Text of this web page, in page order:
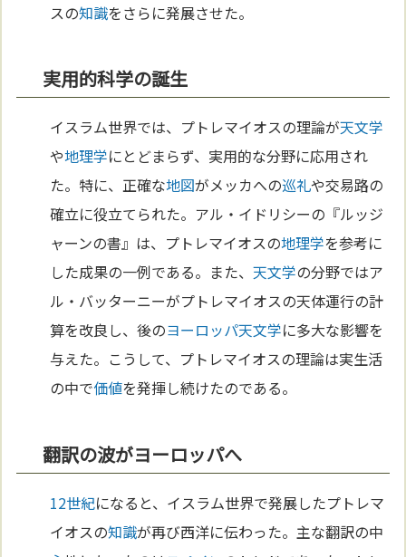
スの知識をさらに発展させた。
実用的科学の誕生
イスラム世界では、プトレマイオスの理論が天文学
や地理学にとどまらず、実用的な分野に応用され
た。特に、正確な地図がメッカへの巡礼や交易路の
確立に役立てられた。アル・イドリシーの『ルッジ
ャーンの書』は、プトレマイオスの地理学を参考に
した成果の一例である。また、天文学の分野ではア
ル・バッターニーがプトレマイオスの天体運行の計
算を改良し、後のヨーロッパ天文学に多大な影響を
与えた。こうして、プトレマイオスの理論は実生活
の中で価値を発揮し続けたのである。
翻訳の波がヨーロッパへ
12世紀になると、イスラム世界で発展したプトレマ
イオスの知識が再び西洋に伝わった。主な翻訳の中